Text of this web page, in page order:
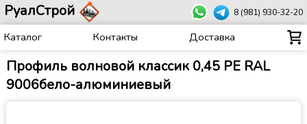
РуалСтрой 8 (981) 930-32-20
Каталог Контакты Доставка
Профиль волновой классик 0,45 PE RAL
9006бело-алюминиевый